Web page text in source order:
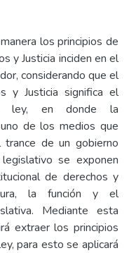
los principios de
y Justicia inciden en el
considerando que el
y Justicia significa el
ley, en donde la
de los medios que
de un gobierno
se exponen
de derechos y
la función y el
Mediante esta
extraer los principios
para esto se aplicará